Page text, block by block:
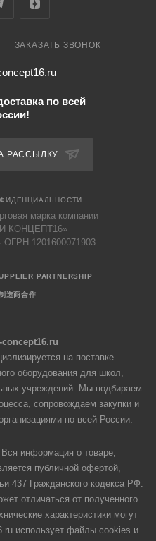
ЗАКАЗАТЬ ЗВОНОК
по всей
РАССЫЛКУ
марка компании
КОНЦЕПТ16»
ОГРН 1201600071903
PARTNERSHIP
造商合作
concept16.ru
на поставке
оборудования для школ,
учреждений. Мы подбираем
сопровождаем закупки и
по всей России.
информация о товаре,
публичной офертой,
437 Гражданского кодекса РФ.
отличаться от полученного
характеристики могут
использует файлы cookies и